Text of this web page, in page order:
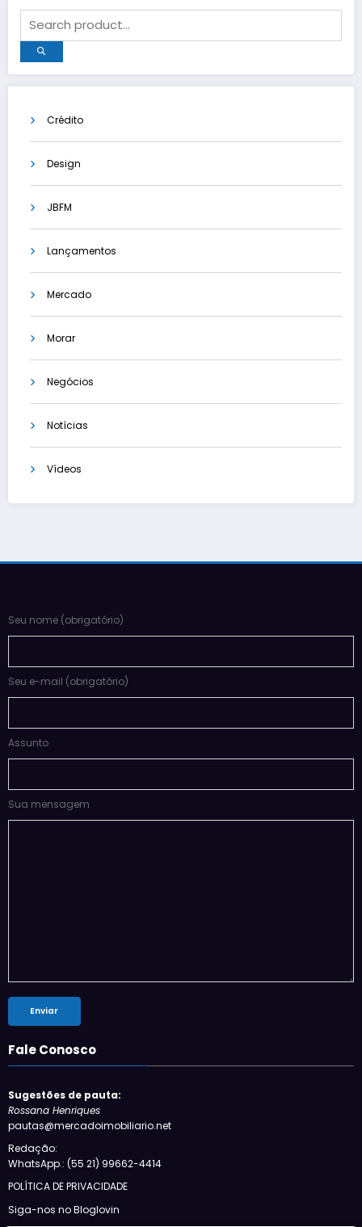
Crédito
Design
JBFM
Lançamentos
Mercado
Morar
Negócios
Notícias
Vídeos
Seu nome (obrigatório)
Seu e-mail (obrigatório)
Assunto
Sua mensagem
Fale Conosco
Sugestões de pauta:
Rossana Henriques
pautas@mercadoimobiliario.net
Redação:
WhatsApp.: (55 21) 99662-4414
POLÍTICA DE PRIVACIDADE
Siga-nos no Bloglovin